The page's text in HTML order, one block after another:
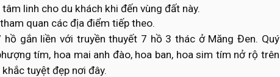
linh cho du khách khi đến vùng đất này.
quan các địa điểm tiếp theo.
hồ gắn liền với truyền thuyết 7 hồ 3 thác ở Măng Đen. Quý
tím, hoa mai anh đào, hoa ban, hoa sim tím nở rộ trên
tuyệt đẹp nơi đây.